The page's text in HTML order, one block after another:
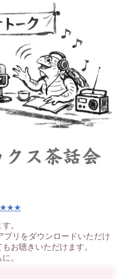
★★★
。
プリをダウンロードいただけ
お聴きいただけます。
。